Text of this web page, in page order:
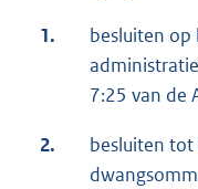
1.
besluiten op
7:25 van de
2.
besluiten